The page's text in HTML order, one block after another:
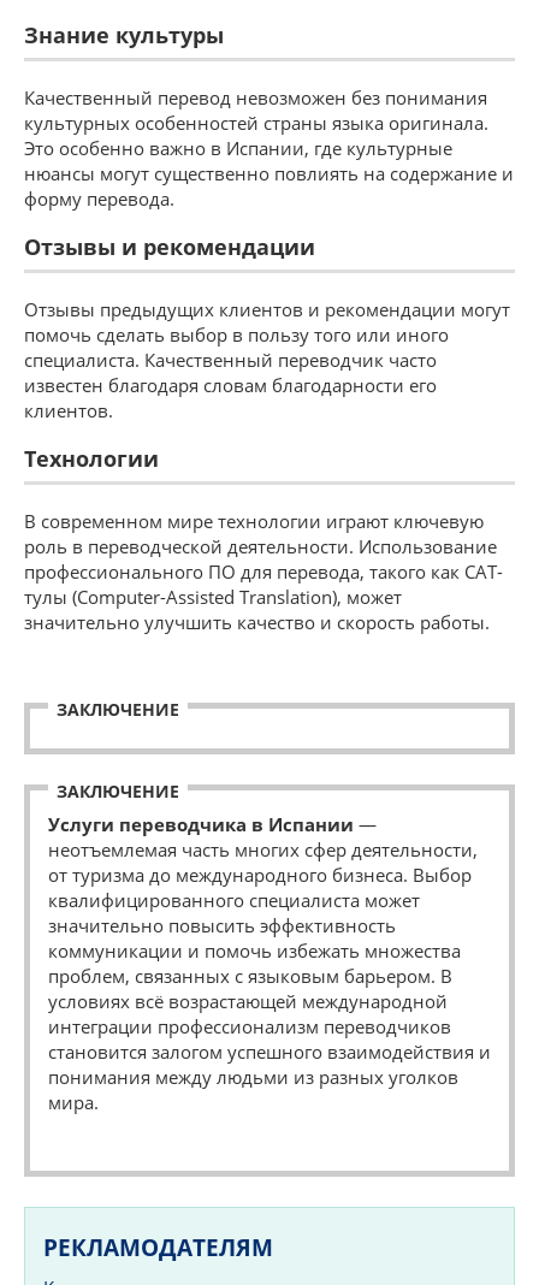
Знание культуры
Качественный перевод невозможен без понимания
культурных особенностей страны языка оригинала.
Это особенно важно в Испании, где культурные
нюансы могут существенно повлиять на содержание и
форму перевода.
Отзывы и рекомендации
Отзывы предыдущих клиентов и рекомендации могут
помочь сделать выбор в пользу того или иного
специалиста. Качественный переводчик часто
известен благодаря словам благодарности его
клиентов.
Технологии
В современном мире технологии играют ключевую
роль в переводческой деятельности. Использование
профессионального ПО для перевода, такого как CAT-
тулы (Computer-Assisted Translation), может
значительно улучшить качество и скорость работы.
ЗАКЛЮЧЕНИЕ
ЗАКЛЮЧЕНИЕ
Услуги переводчика в Испании —
неотъемлемая часть многих сфер деятельности,
от туризма до международного бизнеса. Выбор
квалифицированного специалиста может
значительно повысить эффективность
коммуникации и помочь избежать множества
проблем, связанных с языковым барьером. В
условиях всё возрастающей международной
интеграции профессионализм переводчиков
становится залогом успешного взаимодействия и
понимания между людьми из разных уголков
мира.
РЕКЛАМОДАТЕЛЯМ